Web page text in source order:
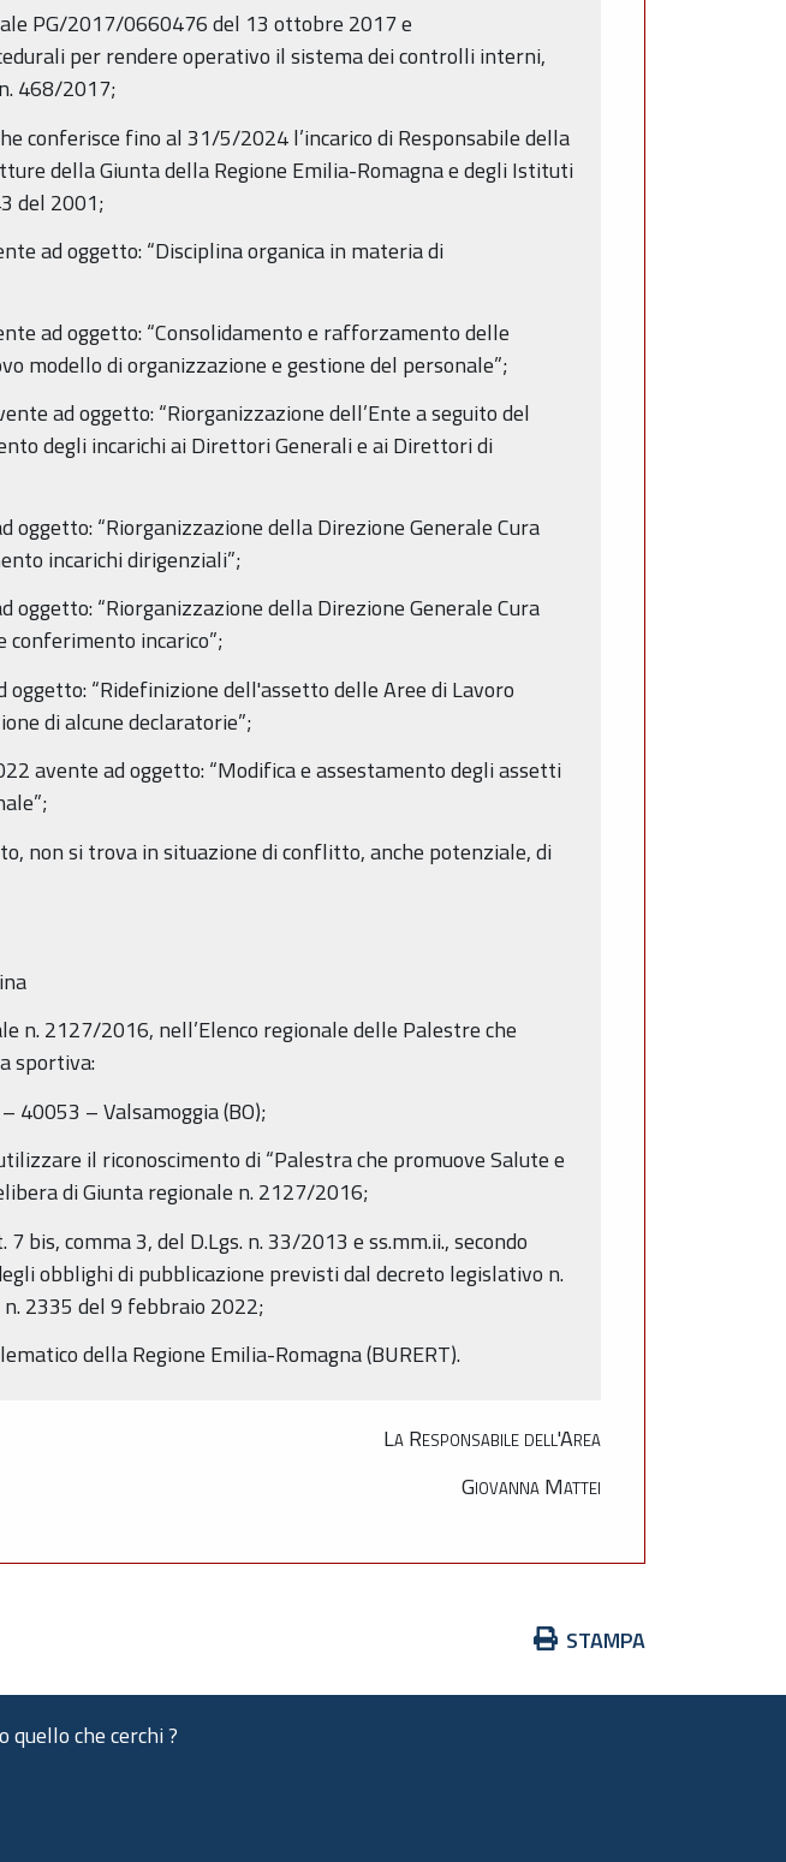
PG/2017/0660476 del 13 ottobre 2017 e
per rendere operativo il sistema dei controlli interni,
468/2017;
conferisce fino al 31/5/2024 l’incarico di Responsabile della
della Giunta della Regione Emilia-Romagna e degli Istituti
del 2001;
ad oggetto: “Disciplina organica in materia di
ad oggetto: “Consolidamento e rafforzamento delle
modello di organizzazione e gestione del personale”;
ad oggetto: “Riorganizzazione dell’Ente a seguito del
degli incarichi ai Direttori Generali e ai Direttori di
“Riorganizzazione della Direzione Generale Cura
incarichi dirigenziali”;
“Riorganizzazione della Direzione Generale Cura
incarico”;
“Ridefinizione dell'assetto delle Aree di Lavoro
di alcune declaratorie”;
avente ad oggetto: “Modifica e assestamento degli assetti
non si trova in situazione di conflitto, anche potenziale, di
n. 2127/2016, nell’Elenco regionale delle Palestre che
sportiva:
40053 – Valsamoggia (BO);
il riconoscimento di “Palestra che promuove Salute e
di Giunta regionale n. 2127/2016;
bis, comma 3, del D.Lgs. n. 33/2013 e ss.mm.ii., secondo
obblighi di pubblicazione previsti dal decreto legislativo n.
2335 del 9 febbraio 2022;
della Regione Emilia-Romagna (BURERT).
La Responsabile dell'Area
Giovanna Mattei
Azioni
documento
STAMPA
che cerchi ?